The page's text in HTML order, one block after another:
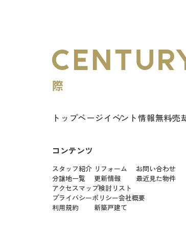
トップページイベント情報無料売
コンテンツ
スタッフ紹介 リフォーム
お問い合わせ
分譲地一覧
更新情報
最近見た物件
アクセスマップ検討リスト
プライバシーポリシー会社概要
利用規約
新築戸建て